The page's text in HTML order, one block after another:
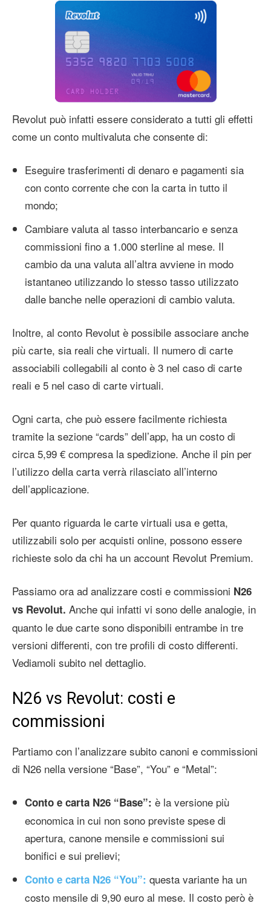
Revolut può infatti essere considerato a tutti gli effetti
come un conto multivaluta che consente di:
Eseguire trasferimenti di denaro e pagamenti sia
con conto corrente che con la carta in tutto il
mondo;
Cambiare valuta al tasso interbancario e senza
commissioni fino a 1.000 sterline al mese. Il
cambio da una valuta all’altra avviene in modo
istantaneo utilizzando lo stesso tasso utilizzato
dalle banche nelle operazioni di cambio valuta.
Inoltre, al conto Revolut è possibile associare anche
più carte, sia reali che virtuali. Il numero di carte
associabili collegabili al conto è 3 nel caso di carte
reali e 5 nel caso di carte virtuali.
Ogni carta, che può essere facilmente richiesta
tramite la sezione “cards” dell’app, ha un costo di
circa 5,99 € compresa la spedizione. Anche il pin per
l’utilizzo della carta verrà rilasciato all’interno
dell’applicazione.
Per quanto riguarda le carte virtuali usa e getta,
utilizzabili solo per acquisti online, possono essere
richieste solo da chi ha un account Revolut Premium.
Passiamo ora ad analizzare costi e commissioni N26
vs Revolut. Anche qui infatti vi sono delle analogie, in
quanto le due carte sono disponibili entrambe in tre
versioni differenti, con tre profili di costo differenti.
Vediamoli subito nel dettaglio.
N26 vs Revolut: costi e
commissioni
Partiamo con l’analizzare subito canoni e commissioni
di N26 nella versione “Base”, “You” e “Metal”:
Conto e carta N26 “Base”: è la versione più
economica in cui non sono previste spese di
apertura, canone mensile e commissioni sui
bonifici e sui prelievi;
Conto e carta N26 “You”: questa variante ha un
costo mensile di 9,90 euro al mese. Il costo però è